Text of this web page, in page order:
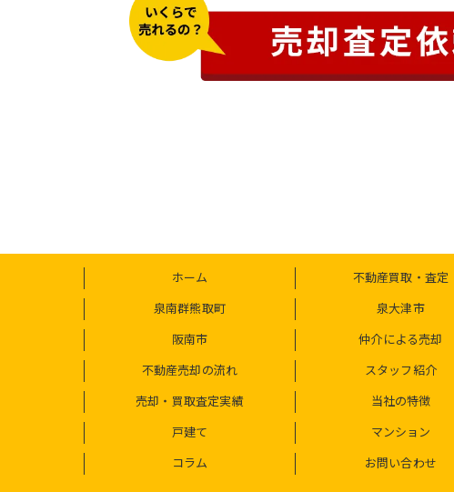
ホーム 不動産買取・査定
泉南群熊取町
泉大津市
阪南市
仲介による売却
不動産売却の流れ
スタッフ紹介
売却・買取査定実績
当社の特徴
戸建て
マンション
コラム
お問い合わせ